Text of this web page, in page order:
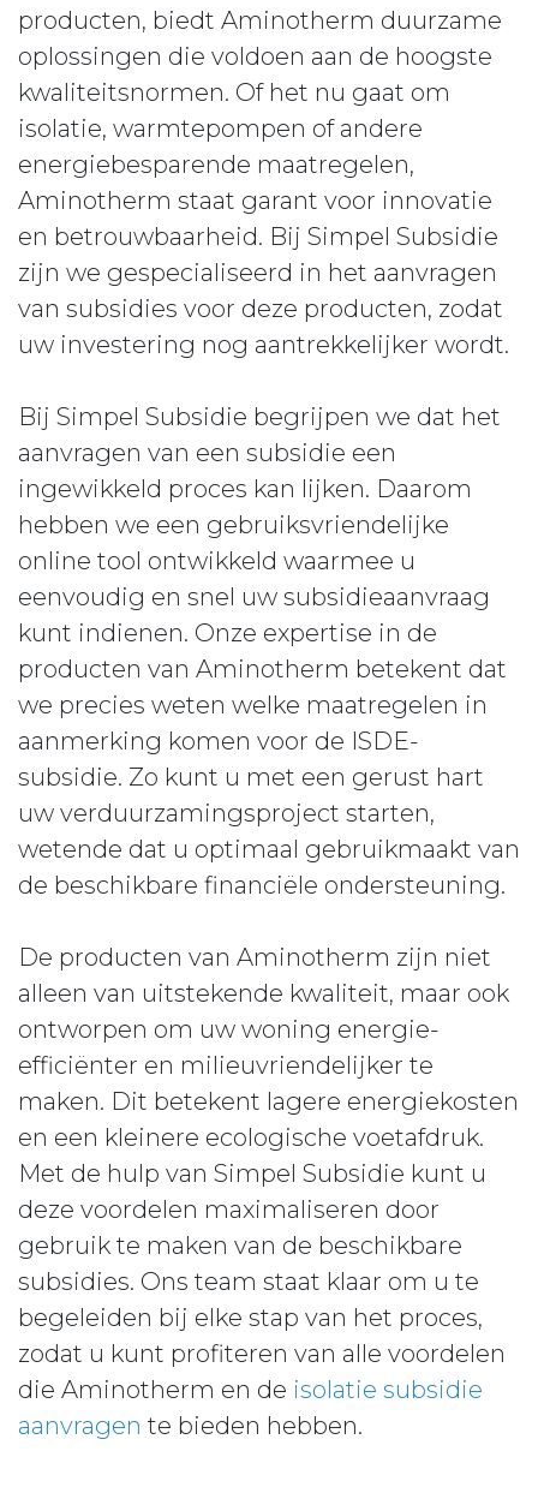
producten, biedt Aminotherm duurzame
oplossingen die voldoen aan de hoogste
kwaliteitsnormen. Of het nu gaat om
isolatie, warmtepompen of andere
energiebesparende maatregelen,
Aminotherm staat garant voor innovatie
en betrouwbaarheid. Bij Simpel Subsidie
zijn we gespecialiseerd in het aanvragen
van subsidies voor deze producten, zodat
uw investering nog aantrekkelijker wordt.
Bij Simpel Subsidie begrijpen we dat het
aanvragen van een subsidie een
ingewikkeld proces kan lijken. Daarom
hebben we een gebruiksvriendelijke
online tool ontwikkeld waarmee u
eenvoudig en snel uw subsidieaanvraag
kunt indienen. Onze expertise in de
producten van Aminotherm betekent dat
we precies weten welke maatregelen in
aanmerking komen voor de ISDE-
subsidie. Zo kunt u met een gerust hart
uw verduurzamingsproject starten,
wetende dat u optimaal gebruikmaakt van
de beschikbare financiële ondersteuning.
De producten van Aminotherm zijn niet
alleen van uitstekende kwaliteit, maar ook
ontworpen om uw woning energie-
efficiënter en milieuvriendelijker te
maken. Dit betekent lagere energiekosten
en een kleinere ecologische voetafdruk.
Met de hulp van Simpel Subsidie kunt u
deze voordelen maximaliseren door
gebruik te maken van de beschikbare
subsidies. Ons team staat klaar om u te
begeleiden bij elke stap van het proces,
zodat u kunt profiteren van alle voordelen
die Aminotherm en de isolatie subsidie
aanvragen te bieden hebben.